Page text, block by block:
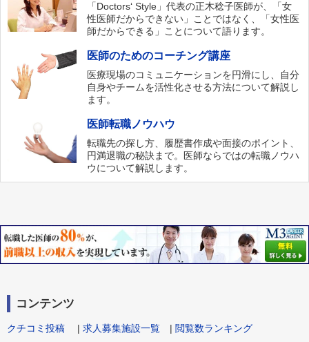
「Doctors‘ Style」代表の正木稔子医師が、「女
性医師だからできない」ことではなく、「女性医
師だからできる」ことについて語ります。
医師のためのコーチング講座
医療現場のコミュニケーションを円滑にし、自分
自身やチームを活性化させる方法について解説し
ます。
医師転職ノウハウ
転職先の探し方、履歴書作成や面接のポイント、
円満退職の秘訣まで。医師ならではの転職ノウハ
ウについて解説します。
コンテンツ
クチコミ投稿 | 求人募集施設一覧 | 閲覧数ランキング